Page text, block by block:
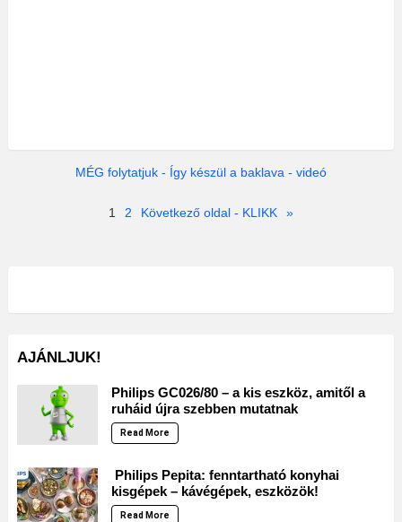
MÉG folytatjuk - Így készül a baklava - videó
1 2 Következő oldal - KLIKK »
AJÁNLJUK!
Philips GC026/80 – a kis eszköz, amitől a
ruháid újra szebben mutatnak
Read More
Philips Pepita: fenntartható konyhai
kisgépek – kávégépek, eszközök!
Read More